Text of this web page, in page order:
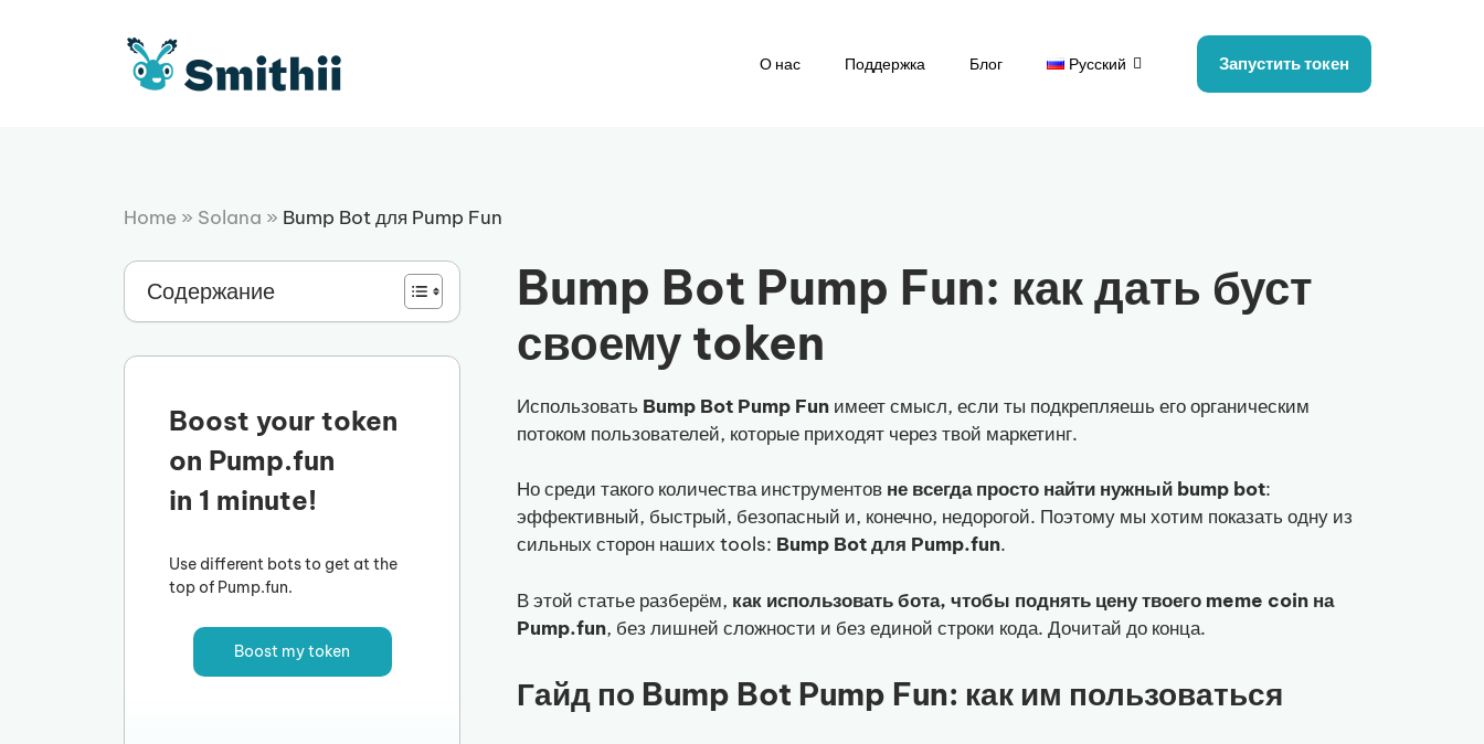
О нас Поддержка Блог Русский Запустить токен
Home » Solana » Bump Bot для Pump Fun
Содержание
Boost your token
on Pump.fun
in 1 minute!
Use different bots to get at the
top of Pump.fun.
Boost my token
Bump Bot Pump Fun: как дать буст
своему token
Использовать Bump Bot Pump Fun имеет смысл, если ты подкрепляешь его органическим
потоком пользователей, которые приходят через твой маркетинг.
Но среди такого количества инструментов не всегда просто найти нужный bump bot:
эффективный, быстрый, безопасный и, конечно, недорогой. Поэтому мы хотим показать одну из
сильных сторон наших tools: Bump Bot для Pump.fun.
В этой статье разберём, как использовать бота, чтобы поднять цену твоего meme coin на
Pump.fun, без лишней сложности и без единой строки кода. Дочитай до конца.
Гайд по Bump Bot Pump Fun: как им пользоваться